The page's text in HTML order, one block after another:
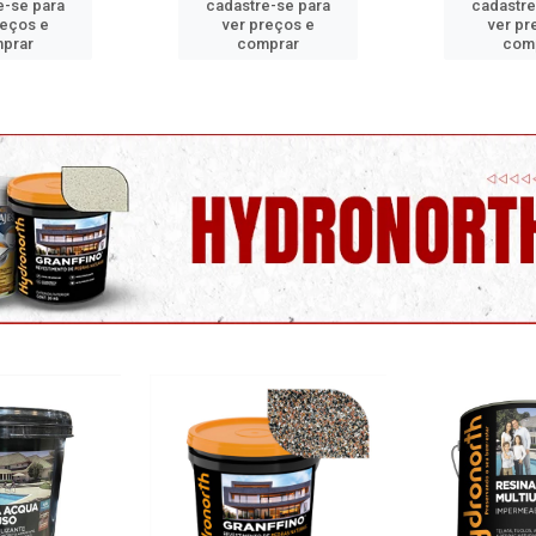
se para
e
cadastre-se para
ver preços e
comprar
ver